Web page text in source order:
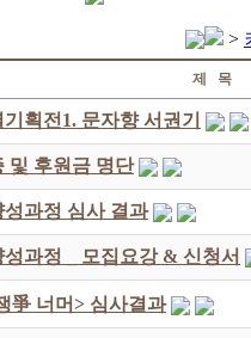
>
제 목
획전1. 문자향 서권기
및 후원금 명단
과정 심사 결과
과정 _ 모집요강 & 신청서
爭 너머> 심사결과